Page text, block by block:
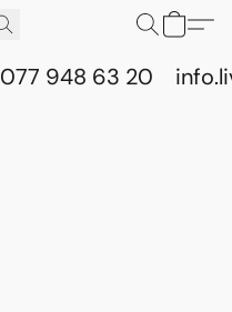
077 948 63 20